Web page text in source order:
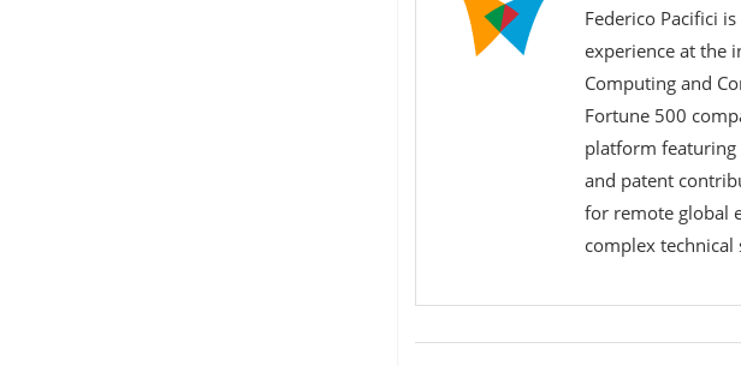
Federico Pacifici
experience at the
Computing and
Fortune 500
platform featuring
and patent
for remote global
complex